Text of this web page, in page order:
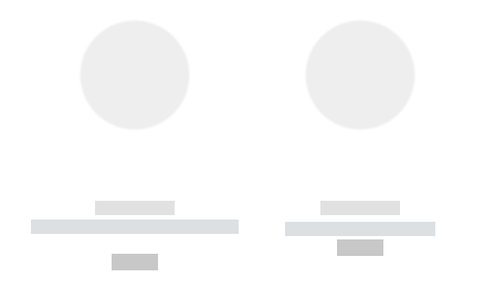
------------
----------- ----------- --------
------------
----------- -----------